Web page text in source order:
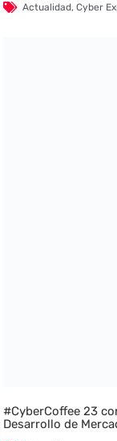
Actualidad,Cyber
#CyberCoffee 23
Desarrollo de